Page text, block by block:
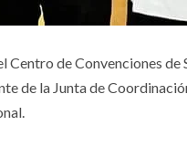
de Convenciones
de la Junta de